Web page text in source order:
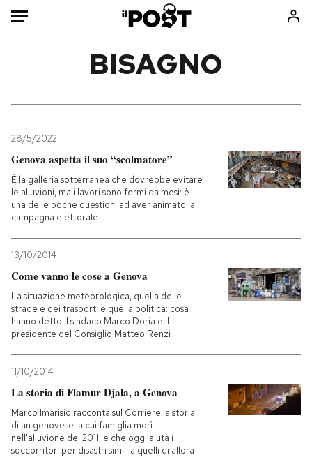
Mondo
Politica
Tecnologia
Internet
Scienza
Cultura
Economia
Sport
Consumismi
Storie/Idee
Ok Boomer!
Europa
Mondiali calcio 2026
PODCAST
NEWSLETTER
I MIEI PREFERITI
BISAGNO
28/5/2022
Genova aspetta il suo “scolmatore”
È la galleria sotterranea che dovrebbe evitare
le alluvioni, ma i lavori sono fermi da mesi: è
una delle poche questioni ad aver animato la
campagna elettorale
13/10/2014
Come vanno le cose a Genova
La situazione meteorologica, quella delle
strade e dei trasporti e quella politica: cosa
hanno detto il sindaco Marco Doria e il
presidente del Consiglio Matteo Renzi
11/10/2014
La storia di Flamur Djala, a Genova
Marco Imarisio racconta sul Corriere la storia
di un genovese la cui famiglia morì
nell'alluvione del 2011, e che oggi aiuta i
soccorritori per disastri simili a quelli di allora